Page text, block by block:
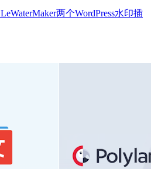
两个WordPress水印插